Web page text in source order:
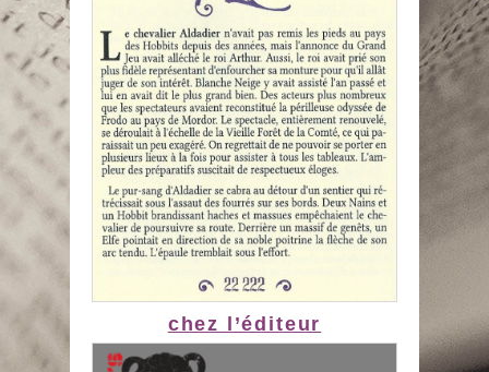
chez l’éditeur